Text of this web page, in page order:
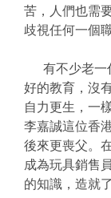
苦，人們也需
歧視任何一個職
有不少老一
好的教育，沒
自力更生，一
李嘉誠這位香
後來更喪父。
成為玩具銷售
的知識，造就